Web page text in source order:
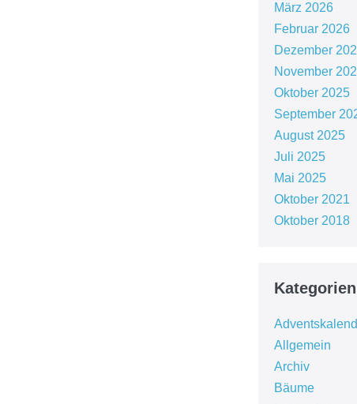
März 2026
Februar 2026
Dezember
November
Oktober 2025
September
August 2025
Juli 2025
Mai 2025
Oktober 2021
Oktober 2018
Kategorien
Allgemein
Archiv
Bäume